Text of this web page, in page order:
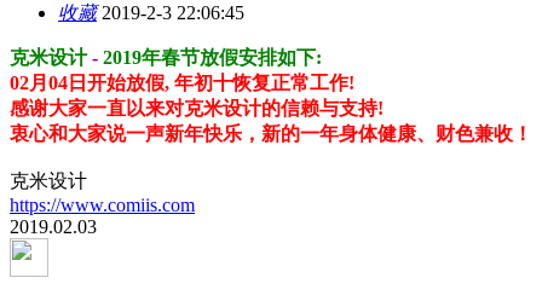
收藏2019-2-3 22:06:45
克米设计- 2019年春节放假安排如下:
02月04日开始放假, 年初十恢复正常工作!
感谢大家一直以来对克米设计的信赖与支持!
衷心和大家说一声新年快乐，新的一年身体健康、财色兼收！
克米设计
https://www.comiis.com
2019.02.03